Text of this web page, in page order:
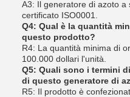
A3: Il generatore di azoto
certificato ISO0001.
Q4: Qual è la quantità
questo prodotto?
R4: La quantità minima di
100.000 dollari l'unità.
Q5: Quali sono i termini
di questo generatore di
R5: Il prodotto è